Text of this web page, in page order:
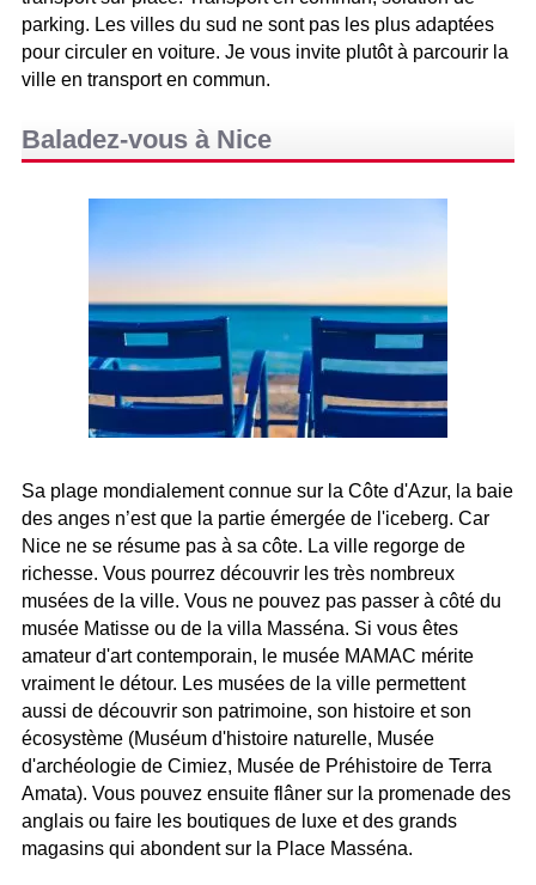
parking. Les villes du sud ne sont pas les plus adaptées
pour circuler en voiture. Je vous invite plutôt à parcourir la
ville en transport en commun.
Baladez-vous à Nice
Sa plage mondialement connue sur la Côte d'Azur, la baie
des anges n’est que la partie émergée de l'iceberg. Car
Nice ne se résume pas à sa côte. La ville regorge de
richesse. Vous pourrez découvrir les très nombreux
musées de la ville. Vous ne pouvez pas passer à côté du
musée Matisse ou de la villa Masséna. Si vous êtes
amateur d'art contemporain, le musée MAMAC mérite
vraiment le détour. Les musées de la ville permettent
aussi de découvrir son patrimoine, son histoire et son
écosystème (Muséum d'histoire naturelle, Musée
d'archéologie de Cimiez, Musée de Préhistoire de Terra
Amata). Vous pouvez ensuite flâner sur la promenade des
anglais ou faire les boutiques de luxe et des grands
magasins qui abondent sur la Place Masséna.